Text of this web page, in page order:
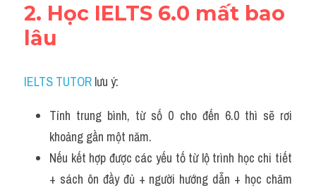
2. Học IELTS 6.0 mất bao
lâu
IELTS TUTOR lưu ý:
Tính trung bình, từ số 0 cho đến 6.0 thì sẽ rơi
khoảng gần một năm.
Nếu kết hợp được các yếu tố từ lộ trình học chi tiết
+ sách ôn đầy đủ + người hướng dẫn + học chăm